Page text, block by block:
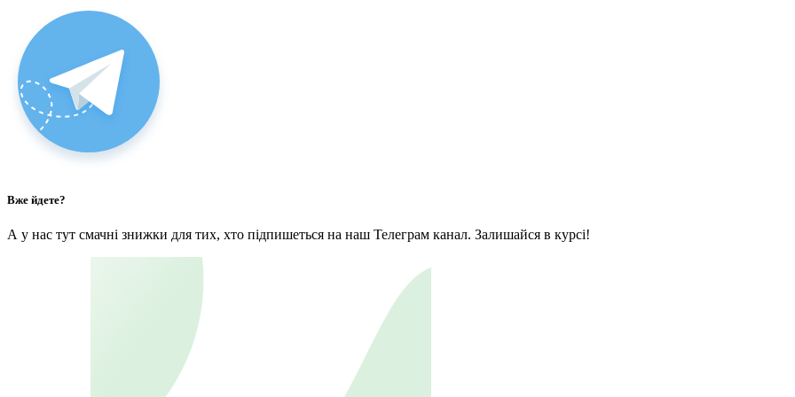
Вже йдете?
А у нас тут смачні знижки для тих, хто підпишеться на наш Телеграм канал. Залишайся в курсі!